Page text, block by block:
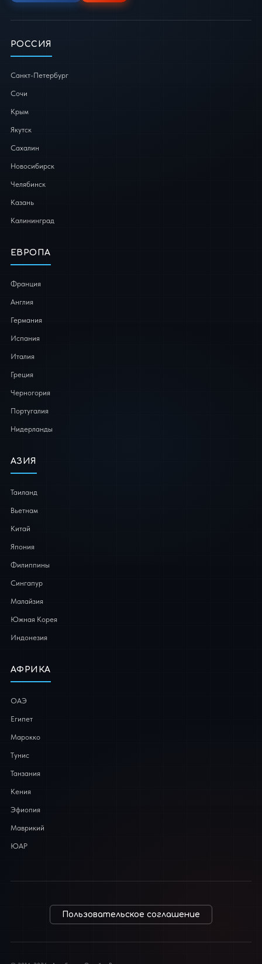
РОССИЯ
Санкт-Петербург
Сочи
Крым
Якутск
Сахалин
Новосибирск
Челябинск
Казань
Калининград
ЕВРОПА
Франция
Англия
Германия
Испания
Италия
Греция
Черногория
Португалия
Нидерланды
АЗИЯ
Таиланд
Вьетнам
Китай
Япония
Филиппины
Сингапур
Малайзия
Южная Корея
Индонезия
АФРИКА
ОАЭ
Египет
Марокко
Тунис
Танзания
Кения
Эфиопия
Маврикий
ЮАР
Пользовательское соглашение